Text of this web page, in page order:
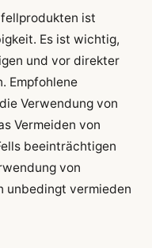
ist
Es ist wichtig,
und vor direkter
Empfohlene
Verwendung von
Vermeiden von
beeinträchtigen
von
unbedingt vermieden